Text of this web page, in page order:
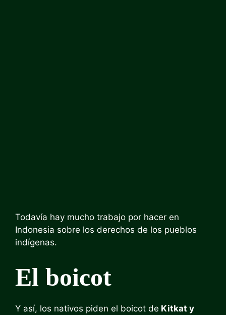
Todavía hay mucho trabajo por hacer en
Indonesia sobre los derechos de los pueblos
indígenas.
El boicot
Y así, los nativos piden el boicot de Kitkat y